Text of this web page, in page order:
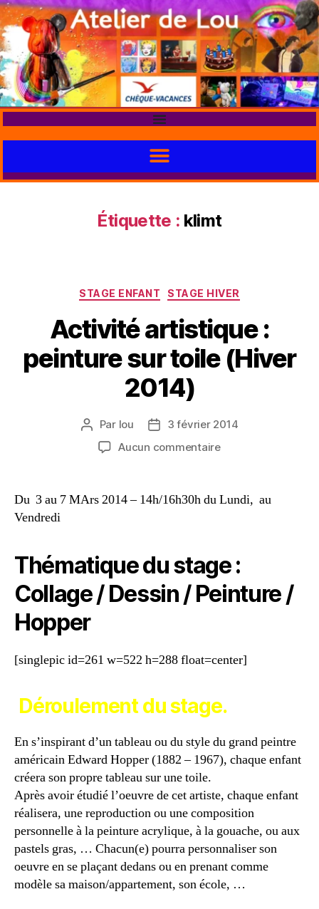
Étiquette : klimt
STAGE ENFANT STAGE HIVER
Activité artistique :
peinture sur toile (Hiver
2014)
Par lou
3 février 2014
Aucun commentaire
Du 3 au 7 MArs 2014 – 14h/16h30h du Lundi, au
Vendredi
Thématique du stage :
Collage / Dessin / Peinture /
Hopper
[singlepic id=261 w=522 h=288 float=center]
Déroulement du stage.
En s’inspirant d’un tableau ou du style du grand peintre
américain Edward Hopper (1882 – 1967), chaque enfant
créera son propre tableau sur une toile.
Après avoir étudié l’oeuvre de cet artiste, chaque enfant
réalisera, une reproduction ou une composition
personnelle à la peinture acrylique, à la gouache, ou aux
pastels gras, … Chacun(e) pourra personnaliser son
oeuvre en se plaçant dedans ou en prenant comme
modèle sa maison/appartement, son école, …